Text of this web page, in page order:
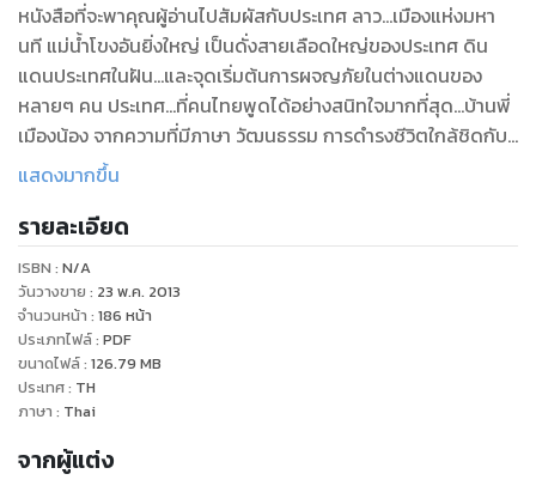
หนังสือที่จะพาคุณผู้อ่านไปสัมผัสกับประเทศ ลาว...เมืองแห่งมหา
นที แม่น้ำโขงอันยิ่งใหญ่ เป็นดั่งสายเลือดใหญ่ของประเทศ ดิน
แดนประเทศในฝัน...และจุดเริ่มต้นการผจญภัยในต่างแดนของ
หลายๆ คน ประเทศ...ที่คนไทยพูดได้อย่างสนิทใจมากที่สุด...บ้านพี่
เมืองน้อง จากความที่มีภาษา วัฒนธรรม การดำรงชีวิตใกล้ชิดกับ
คนไทยมากที่สุด การท่องเที่ยวลาวเสมือนได้ย้อนเวลากลับไป
ธรรมชาติ ล้วนสะท้อนให้เห็นถึงวิถีที่คล้ายคลึงกันเมื่อ 10-20 ปี
ก่อน ประสบการณ์ที่ได้รับอาจแตกต่างกันออกไป แต่สิ่งเหมือนกัน
คือความประทับใจในดินแดนอันมีเสน่ห์แห่งนี้ ถ้าพร้อมแล้วเชิญ
คุณมาเยี่ยมเยือนบ้านพี่เมืองน้องของเราพร้อมกันได้แล้ว
แสดงมากขึ้น
รายละเอียด
ISBN : N/A
วันวางขาย : 23 พ.ค. 2013
จำนวนหน้า : 186 หน้า
ประเภทไฟล์: PDF
ขนาดไฟล์: 126.79 MB
ประเทศ: TH
ภาษา : Thai
จากผู้แต่ง